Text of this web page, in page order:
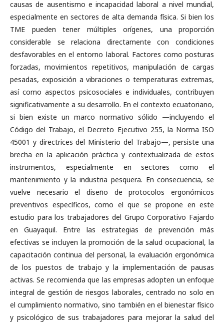
causas de ausentismo e incapacidad laboral a nivel mundial,
especialmente en sectores de alta demanda física. Si bien los
TME pueden tener múltiples orígenes, una proporción
considerable se relaciona directamente con condiciones
desfavorables en el entorno laboral. Factores como posturas
forzadas, movimientos repetitivos, manipulación de cargas
pesadas, exposición a vibraciones o temperaturas extremas,
así como aspectos psicosociales e individuales, contribuyen
significativamente a su desarrollo. En el contexto ecuatoriano,
si bien existe un marco normativo sólido —incluyendo el
Código del Trabajo, el Decreto Ejecutivo 255, la Norma ISO
45001 y directrices del Ministerio del Trabajo—, persiste una
brecha en la aplicación práctica y contextualizada de estos
instrumentos, especialmente en sectores como el
mantenimiento y la industria pesquera. En consecuencia, se
vuelve necesario el diseño de protocolos ergonómicos
preventivos específicos, como el que se propone en este
estudio para los trabajadores del Grupo Corporativo Fajardo
en Guayaquil. Entre las estrategias de prevención más
efectivas se incluyen la promoción de la salud ocupacional, la
capacitación continua del personal, la evaluación ergonómica
de los puestos de trabajo y la implementación de pausas
activas. Se recomienda que las empresas adopten un enfoque
integral de gestión de riesgos laborales, centrado no solo en
el cumplimiento normativo, sino también en el bienestar físico
y psicológico de sus trabajadores para mejorar la salud del